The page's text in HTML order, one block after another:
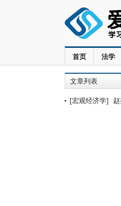
首页 法学
文章列表
[宏观经济学]